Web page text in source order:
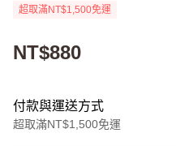
超取滿NT$1,500免運
NT$880
付款與運送方式
超取滿NT$1,500免運